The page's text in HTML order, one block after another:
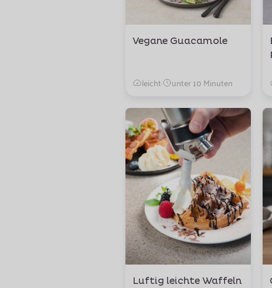
Vegane Guacamole
leicht· unter 10 Minuten
Luftig leichte Waffeln